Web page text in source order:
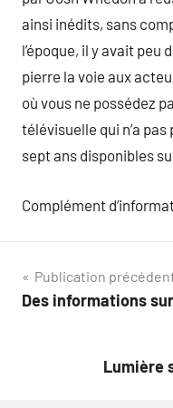
ainsi inédits, sans
l’époque, il y avait peu
pierre la voie aux
où vous ne possédez
télévisuelle qui n’a
sept ans disponibles
Complément
Navigation
de
Publication
Des informations
Lumière